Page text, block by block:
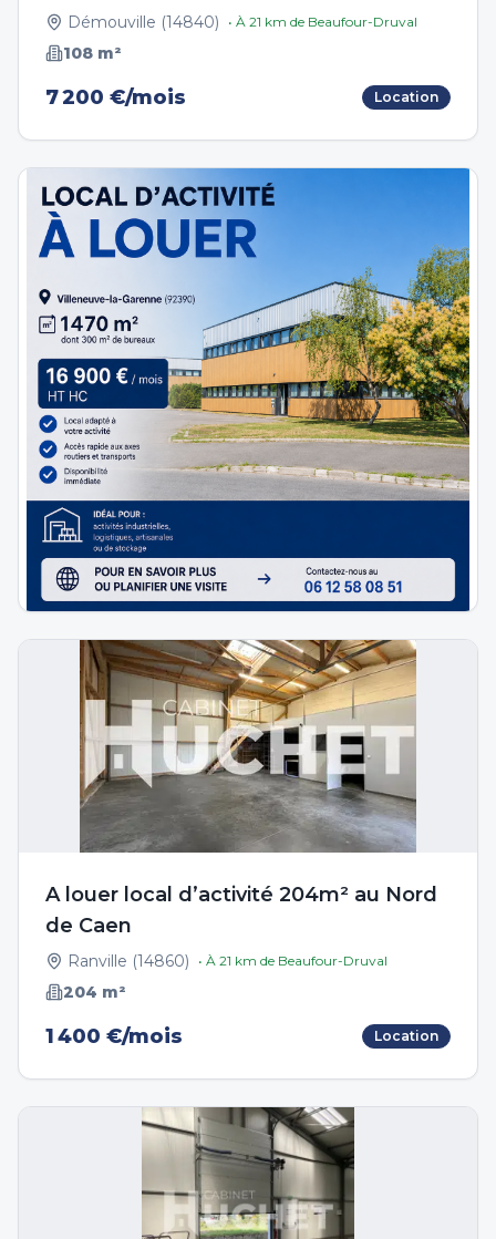
Démouville (14840) • À 21 km de Beaufour-Druval
108 m²
7 200 €/mois Location
A louer local d’activité 204m² au Nord
de Caen
Ranville (14860) • À 21 km de Beaufour-Druval
204 m²
1 400 €/mois Location